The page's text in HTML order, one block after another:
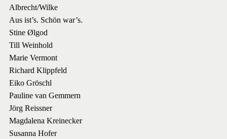
Albrecht/Wilke
Aus ist’s. Schön war’s.
Stine Ølgod
Till Weinhold
Marie Vermont
Richard Klippfeld
Eiko Gröschl
Pauline van Gemmern
Jörg Reissner
Magdalena Kreinecker
Susanna Hofer